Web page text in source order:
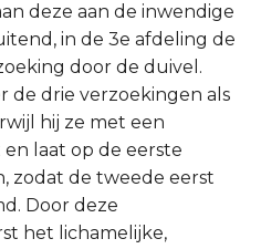
deze aan de inwendige
in de 3e afdeling de
door de duivel.
de drie verzoekingen als
hij ze met een
laat op de eerste
zodat de tweede eerst
Door deze
het lichamelijke,